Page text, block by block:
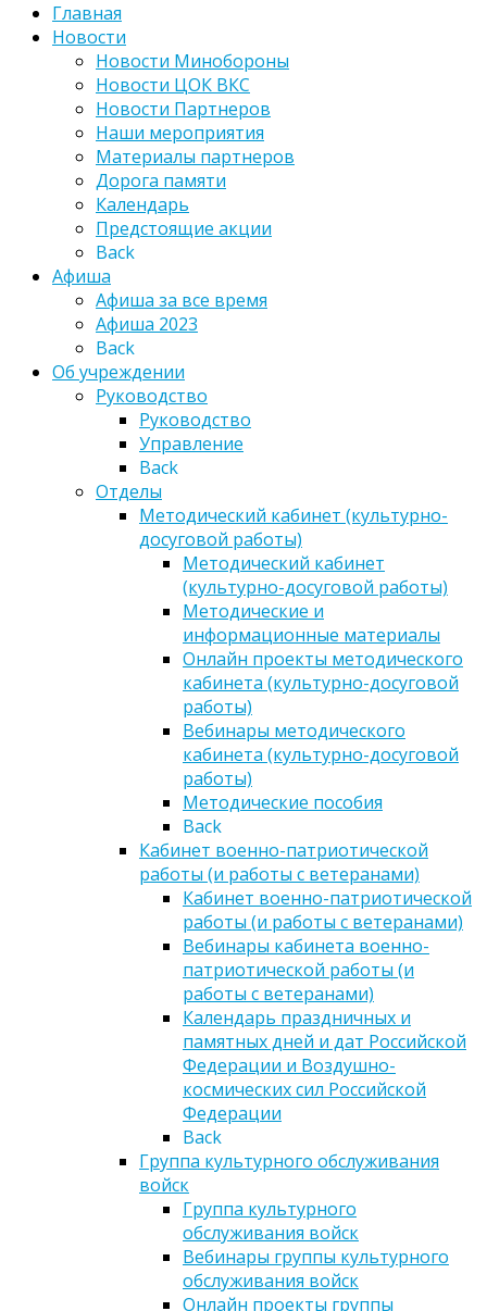
Главная
Новости
Новости Минобороны
Новости ЦОК ВКС
Новости Партнеров
Наши мероприятия
Материалы партнеров
Дорога памяти
Календарь
Предстоящие акции
Back
Афиша
Афиша за все время
Афиша 2023
Back
Об учреждении
Руководство
Руководство
Управление
Back
Отделы
Методический кабинет (культурно-
досуговой работы)
Методический кабинет
(культурно-досуговой работы)
Методические и
информационные материалы
Онлайн проекты методического
кабинета (культурно-досуговой
работы)
Вебинары методического
кабинета (культурно-досуговой
работы)
Методические пособия
Back
Кабинет военно-патриотической
работы (и работы с ветеранами)
Кабинет военно-патриотической
работы (и работы с ветеранами)
Вебинары кабинета военно-
патриотической работы (и
работы с ветеранами)
Календарь праздничных и
памятных дней и дат Российской
Федерации и Воздушно-
космических сил Российской
Федерации
Back
Группа культурного обслуживания
войск
Группа культурного
обслуживания войск
Вебинары группы культурного
обслуживания войск
Онлайн проекты группы